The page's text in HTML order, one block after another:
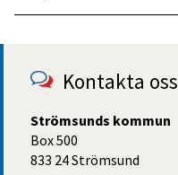
Kontakta oss
Strömsunds kommun
Box 500
833 24 Strömsund